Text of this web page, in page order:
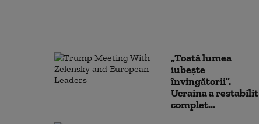
„Toată lumea
iubește
învingătorii”.
Ucraina a restabilit
complet...